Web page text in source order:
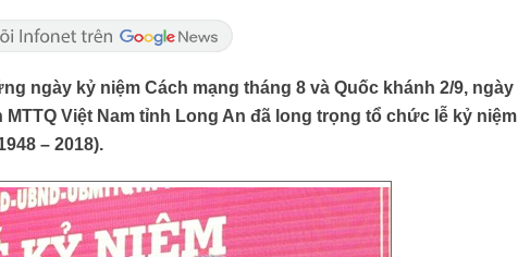
ngày kỷ niệm Cách mạng tháng 8 và Quốc khánh 2/9, ngày
MTTQ Việt Nam tỉnh Long An đã long trọng tổ chức lễ kỷ niệm
– 2018).